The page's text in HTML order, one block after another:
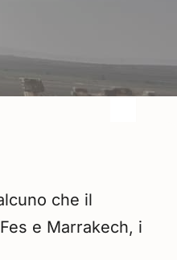
che il
e Marrakech, i